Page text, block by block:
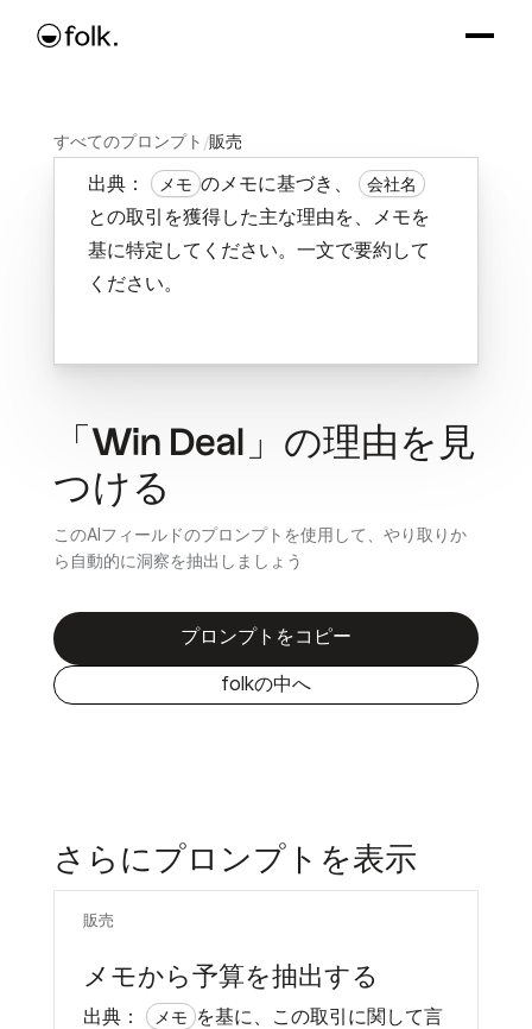
すべてのプロンプト /販売
出典： メモ のメモに基づき、 会社名
との取引を獲得した主な理由を、メモを
基に特定してください。一文で要約して
ください。
「Win Deal」の理由を見
つける
このAIフィールドのプロンプトを使用して、やり取りか
ら自動的に洞察を抽出しましょう
プロンプトをコピー
folkの中へ
さらにプロンプトを表示
販売
メモから予算を抽出する
出典： メモ を基に、この取引に関して言